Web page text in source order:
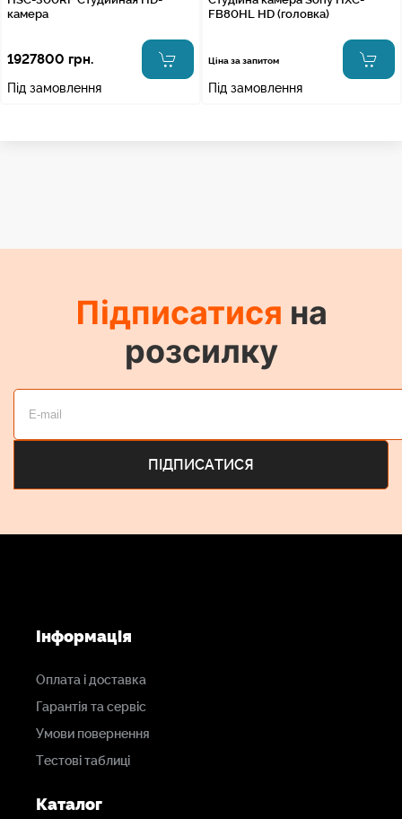
камера
1927800 грн.
Під замовлення
FB80HL HD (головка)
Ціна за запитом
Під замовлення
Підписатися на
розсилку
Інформація
Оплата і доставка
Гарантія та сервіс
Умови повернення
Тестові таблиці
Каталог